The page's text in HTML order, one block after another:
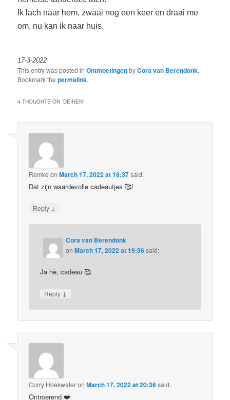
Ik lach naar hem, zwaai nog een keer en draai me
om, nu kan ik naar huis.
17-3-2022
This entry was posted inOntmoetingenbyCora van Berendonk.
Bookmark thepermalink.
4 THOUGHTS ON “DEINEN”
Remke onMarch 17, 2022 at 18:37said:
Dat zijn waardevolle cadeautjes 🥰!
Reply ↓
Cora van Berendonk
onMarch 17, 2022 at 19:36said:
Ja hè, cadeau 🥰
Reply ↓
Corry HoekwateronMarch 17, 2022 at 20:36said:
Ontroerend ❤️